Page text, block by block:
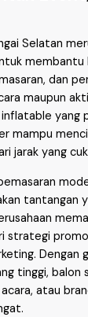
Selatan
membantu
dan
maupun
yang
mampu
jarak yang
tantangan
strategi
Dengan
tinggi, balon
atau